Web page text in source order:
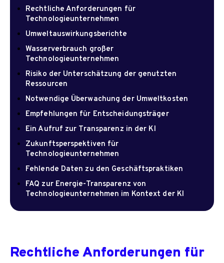
Rechtliche Anforderungen für
Technologieunternehmen
Umweltauswirkungsberichte
Wasserverbrauch großer
Technologieunternehmen
Risiko der Unterschätzung der genutzten
Ressourcen
Notwendige Überwachung der Umweltkosten
Empfehlungen für Entscheidungsträger
Ein Aufruf zur Transparenz in der KI
Zukunftsperspektiven für
Technologieunternehmen
Fehlende Daten zu den Geschäftspraktiken
FAQ zur Energie-Transparenz von
Technologieunternehmen im Kontext der KI
Rechtliche Anforderungen für